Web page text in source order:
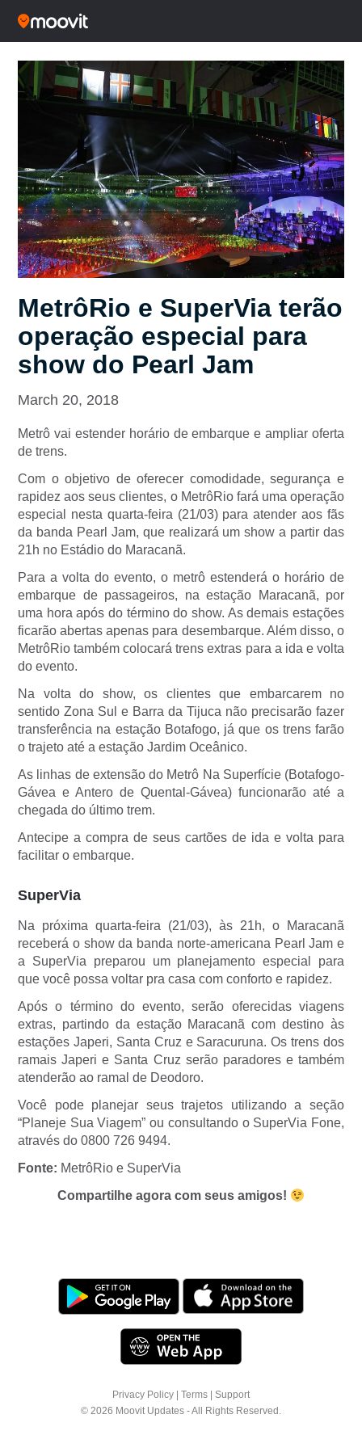
MetrôRio e SuperVia terão
operação especial para
show do Pearl Jam
March 20, 2018
Metrô vai estender horário de embarque e ampliar oferta
de trens.
Com o objetivo de oferecer comodidade, segurança e
rapidez aos seus clientes, o MetrôRio fará uma operação
especial nesta quarta-feira (21/03) para atender aos fãs
da banda Pearl Jam, que realizará um show a partir das
21h no Estádio do Maracanã.
Para a volta do evento, o metrô estenderá o horário de
embarque de passageiros, na estação Maracanã, por
uma hora após do término do show. As demais estações
ficarão abertas apenas para desembarque. Além disso, o
MetrôRio também colocará trens extras para a ida e volta
do evento.
Na volta do show, os clientes que embarcarem no
sentido Zona Sul e Barra da Tijuca não precisarão fazer
transferência na estação Botafogo, já que os trens farão
o trajeto até a estação Jardim Oceânico.
As linhas de extensão do Metrô Na Superfície (Botafogo-
Gávea e Antero de Quental-Gávea) funcionarão até a
chegada do último trem.
Antecipe a compra de seus cartões de ida e volta para
facilitar o embarque.
SuperVia
Na próxima quarta-feira (21/03), às 21h, o Maracanã
receberá o show da banda norte-americana Pearl Jam e
a SuperVia preparou um planejamento especial para
que você possa voltar pra casa com conforto e rapidez.
Após o término do evento, serão oferecidas viagens
extras, partindo da estação Maracanã com destino às
estações Japeri, Santa Cruz e Saracuruna. Os trens dos
ramais Japeri e Santa Cruz serão paradores e também
atenderão ao ramal de Deodoro.
Você pode planejar seus trajetos utilizando a seção
“Planeje Sua Viagem” ou consultando o SuperVia Fone,
através do 0800 726 9494.
Fonte: MetrôRio e SuperVia
Compartilhe agora com seus amigos!
Privacy Policy Terms
Support
© 2026 Moovit Updates - All Rights Reserved.